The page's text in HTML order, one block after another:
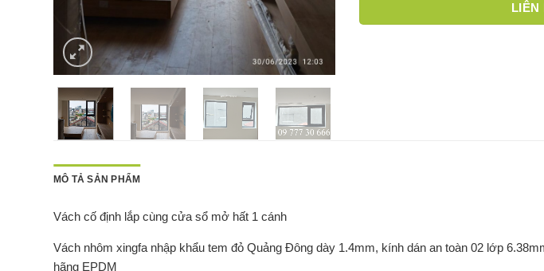
LIÊN
MÔ TẢ SẢN PHẨM
Vách cố định lắp cùng cửa sổ mở hất 1 cánh
Vách nhôm xingfa nhập khẩu tem đỏ Quảng Đông dày 1.4mm, kính dán an toàn 02 lớp
hãng EPDM